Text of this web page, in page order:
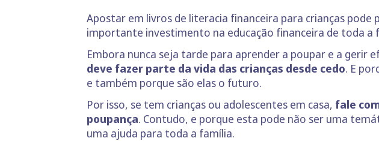
Apostar em livros de literacia financeira para crianças
importante investimento na educação financeira de toda a
Embora nunca seja tarde para aprender a poupar e a gerir
deve fazer parte da vida das crianças desde cedo. E
e também porque são elas o futuro.
Por isso, se tem crianças ou adolescentes em casa, fale
poupança. Contudo, e porque esta pode não ser uma
uma ajuda para toda a família.